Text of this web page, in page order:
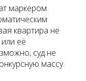
маркером
квартира не
её
суд не
массу.